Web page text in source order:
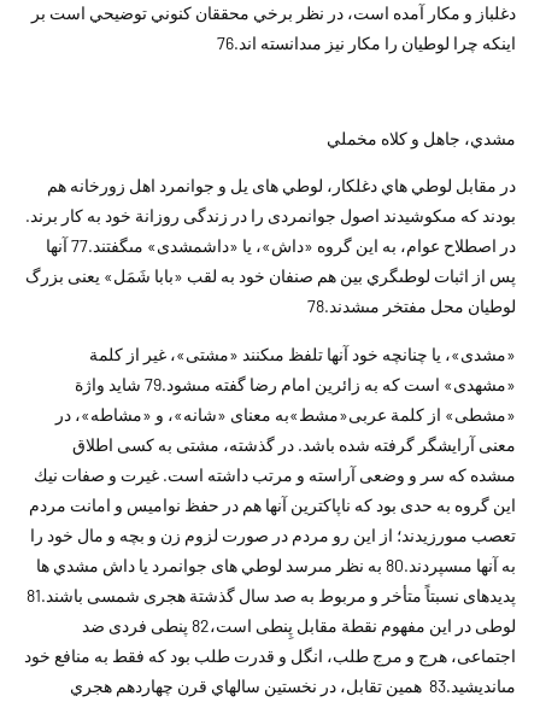
دغلباز و مكار آمده است، در نظر برخي محققان کنوني توضيحي است بر
اينکه چرا لوطيان را مكار نيز مى‏دانسته اند.76
مشدي، جاهل و کلاه مخملي
در مقابل لوطي هاي دغلکار، لوطي هاى يل و جوانمرد اهل زورخانه هم
بودند که مى‏كوشيدند اصول جوانمردى را در زندگى روزانة خود به كار برند.
در اصطلاح عوام، به اين گروه «داش»، يا «داش‏مشدى» مى‏گفتند.77 آنها
پس از اثبات لوطى‏گري بين هم صنفان خود به لقب «بابا شَمَل» يعنى بزرگ
لوطيان محل مفتخر مى‏شدند.78
«مشدى»، يا چنانچه خود آنها تلفظ مى‏كنند «مشتى»، غير از كلمة
«مشهدى» است كه به زائرين امام رضا گفته مى‏شود.79 شايد واژة
«مشطى» از كلمة عربى«مشط»به معناى «شانه»، و «مشاطه»، در
معنى آرايشگر گرفته شده باشد. در گذشته، مشتى به كسى اطلاق
مى‏شده كه سر و وضعى آراسته و مرتب داشته است. غيرت و صفات نيك
اين گروه به حدى بود كه ناپاك‏ترين آنها هم در حفظ نواميس و امانت مردم
تعصب مى‏ورزيدند؛ از اين رو مردم در صورت لزوم زن و بچه و مال خود را
به آنها مى‏سپردند.80 به نظر مى‏رسد لوطي هاى جوانمرد يا داش مشدي ها
پديده‏اى نسبتاً متأخر و مربوط به صد سال گذشتة هجرى شمسى باشند.81
لوطى در اين مفهوم نقطة مقابل پِنطى است،82 پنطى فردى ضد
اجتماعى، هرج و مرج طلب، انگل و قدرت طلب بود كه فقط به منافع خود
مى‏انديشيد.83 همين تقابل، در نخستين سالهاي قرن چهاردهم هجري